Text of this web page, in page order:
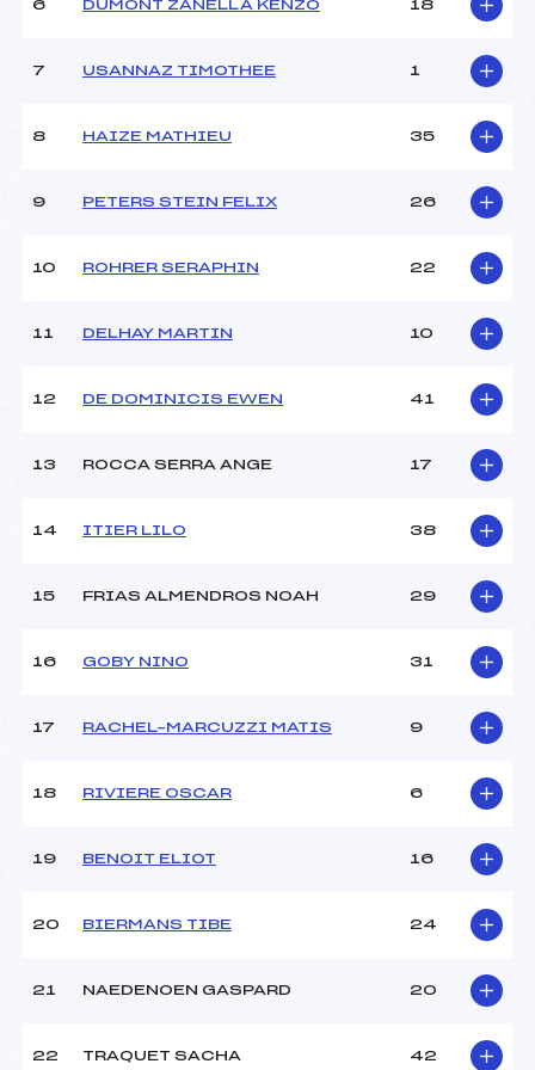
Température arrivée :
35.0000
6 DUMONT ZANELLA KENZO 18
7 USANNAZ TIMOTHEE 1
8 HAIZE MATHIEU 35
9 PETERS STEIN FELIX 26
10 ROHRER SERAPHIN 22
11 DELHAY MARTIN 10
12 DE DOMINICIS EWEN 41
13 ROCCA SERRA ANGE 17
14 ITIER LILO 38
15 FRIAS ALMENDROS NOAH 29
16 GOBY NINO 31
17 RACHEL–MARCUZZI MATIS 9
18 RIVIERE OSCAR 6
19 BENOIT ELIOT 16
20 BIERMANS TIBE 24
21 NAEDENOEN GASPARD 20
22 TRAQUET SACHA 42